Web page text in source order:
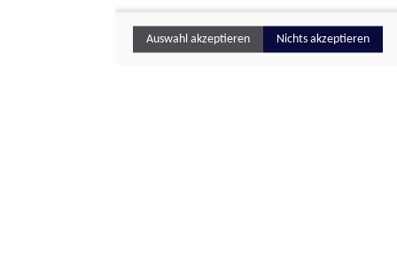
Auswahl akzeptieren Nichts akzeptieren